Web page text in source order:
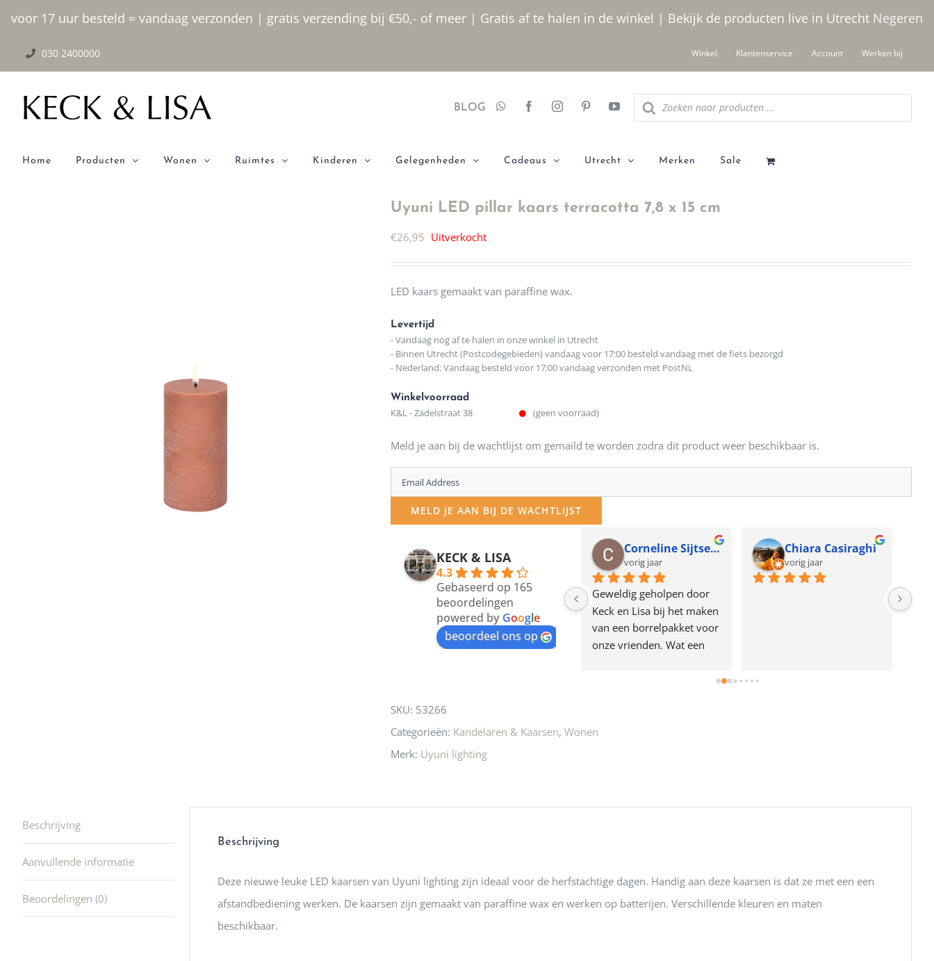
voor 17 uur besteld = vandaag verzonden | gratis verzending bij €50,- of meer | Gratis af te halen in de winkel | Bekijk de producten live in Utrecht Negeren
inhoud
030 2400000 Winkel Klantenservice Account Werken bij
BLOG
Producten
zoeken
Home Producten Wonen Ruimtes Kinderen Gelegenheden Cadeaus Utrecht Merken Sale
Uyuni LED pillar kaars terracotta 7,8 x 15 cm
€26,95 Uitverkocht
LED kaars gemaakt van paraffine wax.
Levertijd
- Vandaag nog af te halen in onze winkel in Utrecht
- Binnen Utrecht (Postcodegebieden) vandaag voor 17:00 besteld vandaag met de fiets bezorgd
- Nederland: Vandaag besteld voor 17:00 vandaag verzonden met PostNL
Winkelvoorraad
K&L - Zadelstraat 38 (geen voorraad)
Meld je aan bij de wachtlijst om gemaild te worden zodra dit product weer beschikbaar is.
Enter
your
email
MELD JE AAN BIJ DE WACHTLIJST
KECK & LISA
4.3
Gebaseerd op 165
beoordelingen
powered by Google
beoordeel ons op
ook heel aardig en gezellig
12 maanden geleden
Waarom in hemelsnaam
de woonwinkel op de
klippen  laten lopen? Waar
moeten nu de design
Corneline Sijtsema
vorig jaar
Geweldig geholpen door
Keck en Lisa bij het maken
van een borrelpakket voor
onze vrienden. Wat een
Chiara Casiraghi
vorig jaar
SKU: 53266
Categorieën: Kandelaren & Kaarsen, Wonen
Merk: Uyuni lighting
Beschrijving
Aanvullende informatie
Beoordelingen (0)
Beschrijving
Deze nieuwe leuke LED kaarsen van Uyuni lighting zijn ideaal voor de herfstachtige dagen. Handig aan deze kaarsen is dat ze met een een
afstandbediening werken. De kaarsen zijn gemaakt van paraffine wax en werken op batterijen. Verschillende kleuren en maten
beschikbaar.